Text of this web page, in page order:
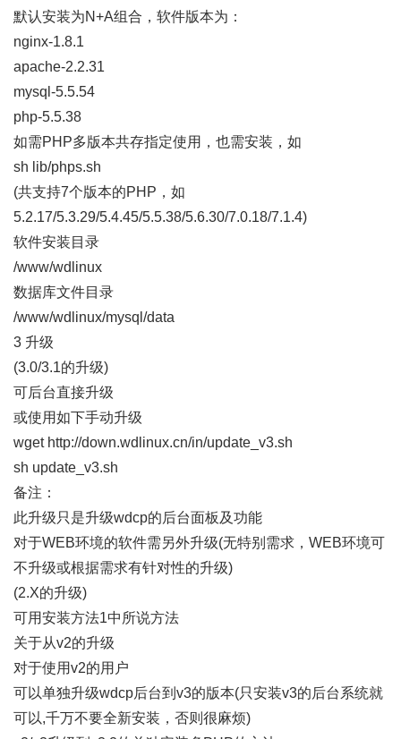
默认安装为N+A组合，软件版本为：
nginx-1.8.1
apache-2.2.31
mysql-5.5.54
php-5.5.38
如需PHP多版本共存指定使用，也需安装，如
sh lib/phps.sh
(共支持7个版本的PHP，如
5.2.17/5.3.29/5.4.45/5.5.38/5.6.30/7.0.18/7.1.4)
软件安装目录
/www/wdlinux
数据库文件目录
/www/wdlinux/mysql/data
3 升级
(3.0/3.1的升级)
可后台直接升级
或使用如下手动升级
wget http://down.wdlinux.cn/in/update_v3.sh
sh update_v3.sh
备注：
此升级只是升级wdcp的后台面板及功能
对于WEB环境的软件需另外升级(无特别需求，WEB环境可
不升级或根据需求有针对性的升级)
(2.X的升级)
可用安装方法1中所说方法
关于从v2的升级
对于使用v2的用户
可以单独升级wdcp后台到v3的版本(只安装v3的后台系统就
可以,千万不要全新安装，否则很麻烦)